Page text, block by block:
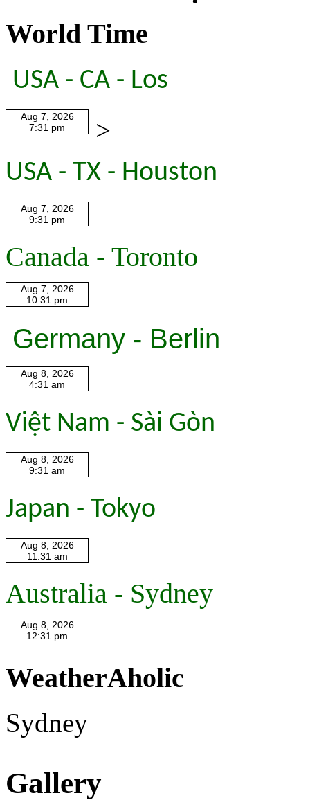
World Time
USA - CA - Los
>
USA - TX - Houston
Canada - Toronto
Germany - Berlin
Việt Nam - Sài Gòn
Japan - Tokyo
Australia - Sydney
WeatherAholic
Sydney
Gallery